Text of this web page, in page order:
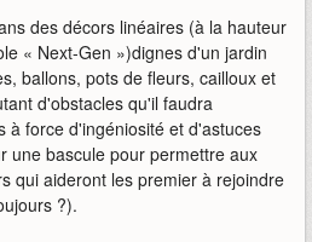
des décors linéaires (à la hauteur
« Next-Gen »)dignes d'un jardin
ballons, pots de fleurs, cailloux et
d'obstacles qu'il faudra
à force d'ingéniosité et d'astuces
une bascule pour permettre aux
qui aideront les premier à rejoindre
?).